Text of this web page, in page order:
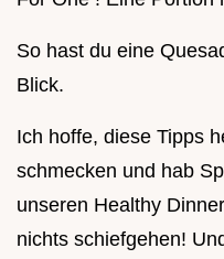
So hast du eine
Blick.
Ich hoffe, diese Tipps
schmecken und hab
unseren Healthy
nichts schiefgehen!